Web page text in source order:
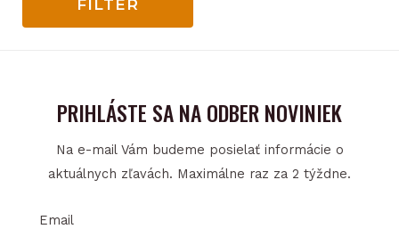
FILTER
PRIHLÁSTE SA NA ODBER NOVINIEK
Na e-mail Vám budeme posielať informácie o
aktuálnych zľavách. Maximálne raz za 2 týždne.
Email